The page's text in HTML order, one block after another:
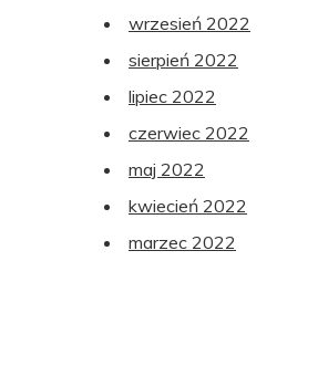
wrzesień 2022
sierpień 2022
lipiec 2022
czerwiec 2022
maj 2022
kwiecień 2022
marzec 2022